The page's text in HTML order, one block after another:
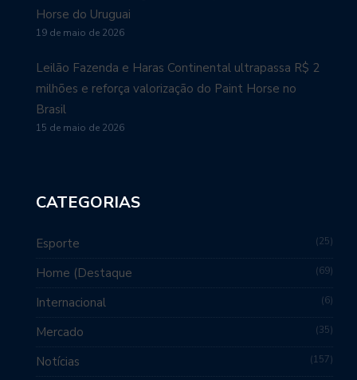
Horse do Uruguai
19 de maio de 2026
Leilão Fazenda e Haras Continental ultrapassa R$ 2
milhões e reforça valorização do Paint Horse no
Brasil
15 de maio de 2026
CATEGORIAS
Esporte 25
Home (Destaque 69
Internacional 6
Mercado 35
Notícias 157